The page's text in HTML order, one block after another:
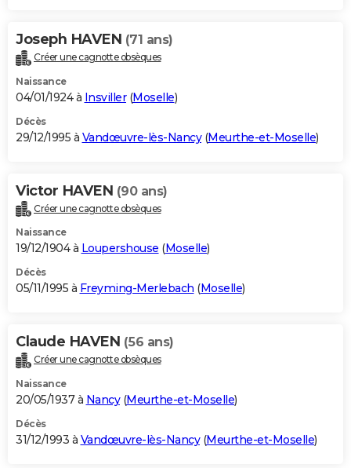
Joseph HAVEN (71 ans)
Créer une cagnotte obsèques
Naissance
04/01/1924 à Insviller(Moselle)
Décès
29/12/1995 à Vandœuvre-lès-Nancy(Meurthe-et-Moselle)
Victor HAVEN (90 ans)
Créer une cagnotte obsèques
Naissance
19/12/1904 à Loupershouse (Moselle)
Décès
05/11/1995 à Freyming-Merlebach (Moselle)
Claude HAVEN (56 ans)
Créer une cagnotte obsèques
Naissance
20/05/1937 à Nancy(Meurthe-et-Moselle)
Décès
31/12/1993 à Vandœuvre-lès-Nancy(Meurthe-et-Moselle)